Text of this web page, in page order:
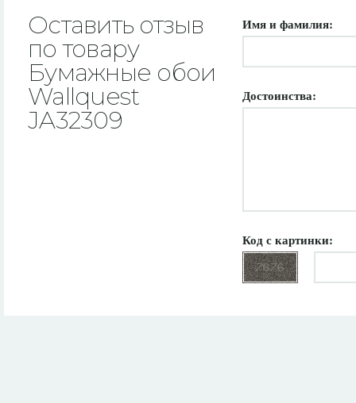
Оставить отзыв
по товару
Бумажные обои
Wallquest
JA32309
Имя и фамилия:
Достоинства:
Код с картинки: